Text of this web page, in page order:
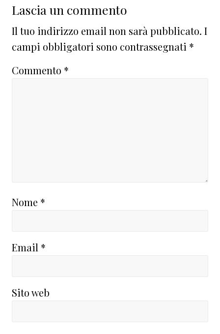
Lascia un commento
Il tuo indirizzo email non sarà pubblicato. I
campi obbligatori sono contrassegnati *
Commento *
Nome *
Email *
Sito web